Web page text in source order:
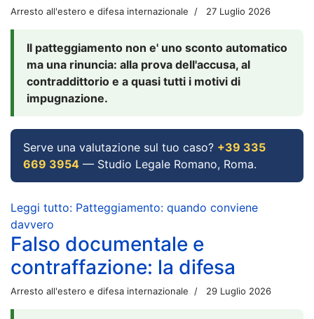
Arresto all'estero e difesa internazionale 27 Luglio 2026
Il patteggiamento non e' uno sconto automatico
ma una rinuncia: alla prova dell'accusa, al
contraddittorio e a quasi tutti i motivi di
impugnazione.
Serve una valutazione sul tuo caso? +39 335
669 3954 — Studio Legale Romano, Roma.
Leggi tutto: Patteggiamento: quando conviene
davvero
Falso documentale e
contraffazione: la difesa
Arresto all'estero e difesa internazionale 29 Luglio 2026